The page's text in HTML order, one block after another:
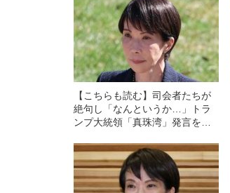
【こちらも読む】司会者たちが
絶句し「なんというか…」トラ
ンプ大統領「真珠湾」発言をめ
《SNSでは“死を喜ぶ投稿”も》